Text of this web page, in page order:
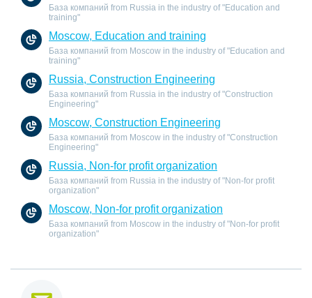
База компаний from Russia in the industry of "Education and
training"
Moscow, Education and training
База компаний from Moscow in the industry of "Education and
training"
Russia, Construction Engineering
База компаний from Russia in the industry of "Construction
Engineering"
Moscow, Construction Engineering
База компаний from Moscow in the industry of "Construction
Engineering"
Russia, Non-for profit organization
База компаний from Russia in the industry of "Non-for profit
organization"
Moscow, Non-for profit organization
База компаний from Moscow in the industry of "Non-for profit
organization"